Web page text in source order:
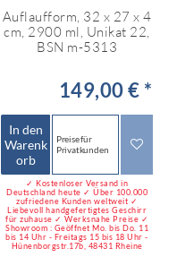
Auflaufform, 32 x 27 x 4
cm, 2900 ml, Unikat 22,
BSN m-5313
149,00 € *
In den
Warenk
orb
Preise für
Privatkunden
✓ Kostenloser Versand in
Deutschland heute ✓ Über 100.000
zufriedene Kunden weltweit ✓
Liebevoll handgefertigtes Geschirr
für zuhause ✓ Werksnahe Preise ✓
Showroom : Geöffnet Mo. bis Do. 11
bis 14 Uhr - Freitags 15 bis 18 Uhr -
Hünenborgstr.17b, 48431 Rheine